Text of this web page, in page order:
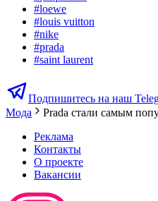
#loewe
#louis vuitton
#nike
#prada
#saint laurent
Подпишитесь на наш
Мода
Prada стали самым
Реклама
Контакты
О проекте
Вакансии